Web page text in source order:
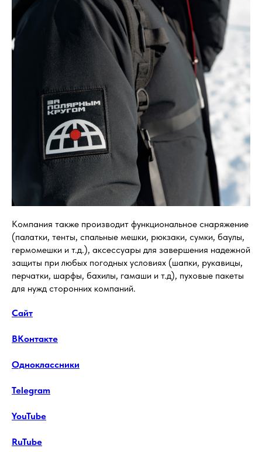
Компания также производит функциональное снаряжение
(палатки, тенты, спальные мешки, рюкзаки, сумки, баулы,
гермомешки и т.д.), аксессуары для завершения надежной
защиты при любых погодных условиях (шапки, рукавицы,
перчатки, шарфы, бахилы, гамаши и т.д), пуховые пакеты
для нужд сторонних компаний.
Сайт
ВКонтакте
Одноклассники
Telegram
YouTube
RuTube